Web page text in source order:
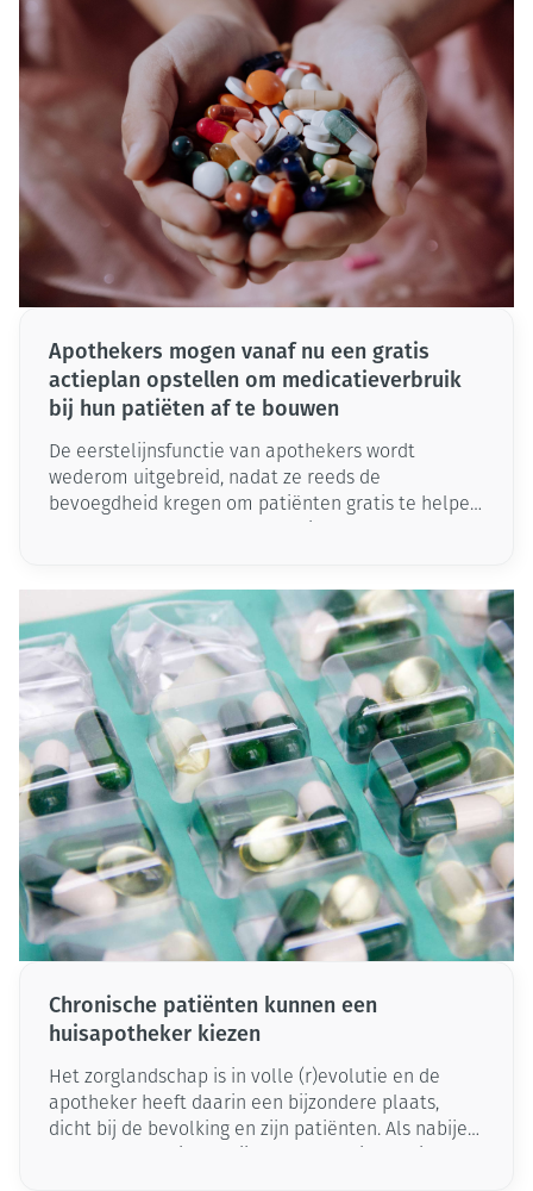
toegediend. Geef je borstvoeding, dan is het ook
belangrijk dat je jouw baby een vitamine K-
supplement geeft. Wie meteen flesvoeding wil of
moet geven, mag dit achterwege laten. In dat type
voeding zit er namelijk genoeg vitamine K.
Apothekers mogen vanaf nu een gratis
actieplan opstellen om medicatieverbruik
bij hun patiëten af te bouwen
De eerstelijnsfunctie van apothekers wordt
wederom uitgebreid, nadat ze reeds de
bevoegdheid kregen om patiënten gratis te helpen
die meer dan vijf verschillende soorten medicatie
nemen die worden terugbetaald. Dit is een grote
stap vooruit: het maakt dergelijke zorg
toegankelijker én haalt meteen ook de druk van
de schouders van overbezette huisartsen.
Chronische patiënten kunnen een
huisapotheker kiezen
Het zorglandschap is in volle (r)evolutie en de
apotheker heeft daarin een bijzondere plaats,
dicht bij de bevolking en zijn patiënten. Als nabije